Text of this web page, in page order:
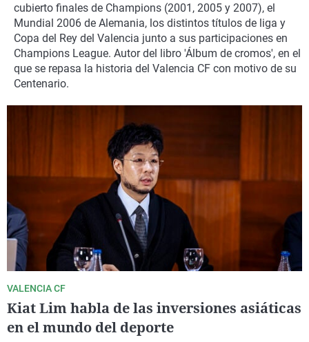
El colegio invisible
La rosa de los vientos
Gente viajera
Esto no ha pasado
Caso
Retornados
Operación Viuda
Comunitat Valenciana
Extremadura
Galicia
Navarra
Medio ambiente
Virales
Televisión
cubierto finales de Champions (2001, 2005 y 2007), el
Mundial 2006 de Alemania, los distintos títulos de liga y
Copa del Rey del Valencia junto a sus participaciones en
Champions League. Autor del libro 'Álbum de cromos', en el
que se repasa la historia del Valencia CF con motivo de su
Centenario.
VALENCIA CF
Kiat Lim habla de las inversiones asiáticas
en el mundo del deporte